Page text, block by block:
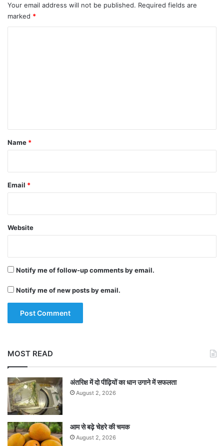
Your email address will not be published. Required fields are
marked *
*
Name *
Email *
Website
Notify me of follow-up comments by email.
Notify me of new posts by email.
MOST READ
अंतरिक्ष में दो पीढ़ियों का धान उगाने में सफलता
August 2, 2026
आम से बढ़े चेहरे की चमक
August 2, 2026